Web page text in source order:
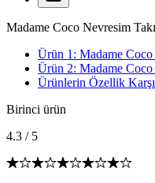
Madame Coco Nevresim
Ürün 1: Madame
Ürün 2: Madame Coco
Ürünlerin Özellik
Birinci ürün
4.3 / 5